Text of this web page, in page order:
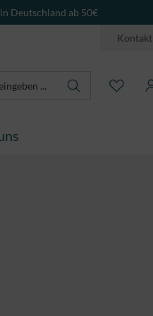
Deutschland ab 50€
Kontakt